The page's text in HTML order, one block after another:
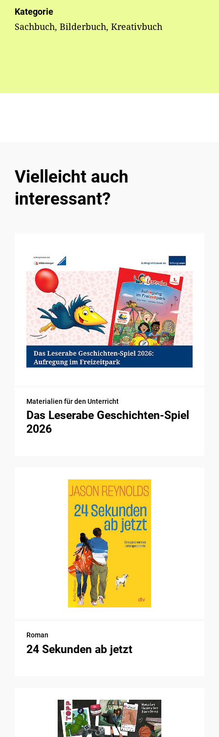
Kategorie
Sachbuch, Bilderbuch, Kreativbuch
Vielleicht auch
interessant?
Materialien für den Unterricht
Das Leserabe Geschichten-Spiel
2026
Roman
24 Sekunden ab jetzt